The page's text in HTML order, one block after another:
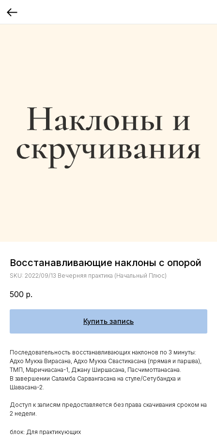
Восстанавливающие наклоны с опорой
SKU: 2022/09/13 Вечерняя практика (Начальный Плюс)
500 р.
Купить запись
Последовательность восстанавливающих наклонов по 3 минуты:
Адхо Мукха Вирасана, Адхо Мукха Свастикасана (прямая и паршва),
ТМП, Маричиасана-1, Джану Ширшасана, Пасчимоттанасана.
В завершении Саламба Сарвангасана на стуле/Сетубандха и
Шавасана-2.
Доступ к записям предоставляется без права скачивания сроком на
2 недели.
блок: Для практикующих